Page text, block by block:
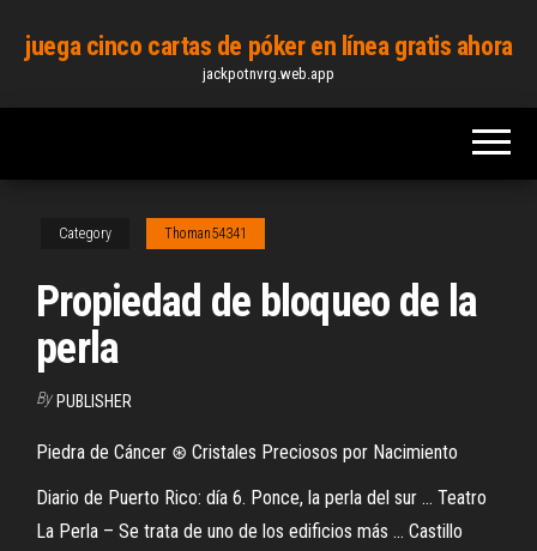
content
juega cinco cartas de póker en línea gratis ahora
jackpotnvrg.web.app
Category Thoman54341
Propiedad de bloqueo de la
perla
By PUBLISHER
Piedra de Cáncer ⊛ Cristales Preciosos por Nacimiento
Diario de Puerto Rico: día 6. Ponce, la perla del sur ... Teatro
La Perla – Se trata de uno de los edificios más ... Castillo